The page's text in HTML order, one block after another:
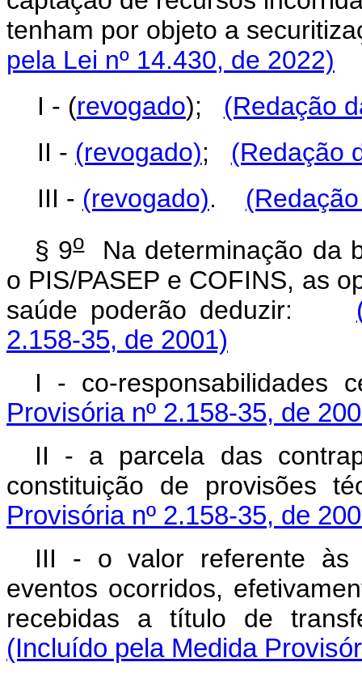
tenham por objeto a
pela Lei nº 14.430, de 2022)
I - (revogado); (Redação
II - (revogado); (Redação
III - (revogado).
§ 9oNa determinação da
o PIS/PASEP e COFINS, as
saúde poderão deduzir:
2.158-35, de 2001)
I - co-
Provisória nº 2.158-35, de
II - a parcela das
constituição de
Provisória nº 2.158-35, de
III - o valor referente às
eventos ocorridos,
recebidas a título de
(Incluído pela Medida